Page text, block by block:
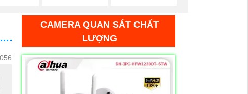
CAMERA QUAN SÁT CHẤT
LƯỢNG